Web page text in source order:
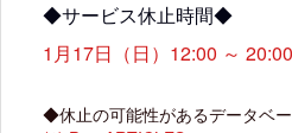
◆サービス休止時間◆
1月17日（日）12:00 ～
◆休止の可能性があるデータベ